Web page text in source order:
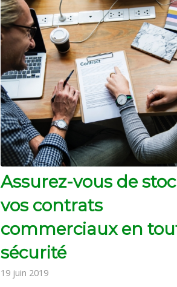
Assurez-vous de
vos contrats
commerciaux en
sécurité
19 juin 2019